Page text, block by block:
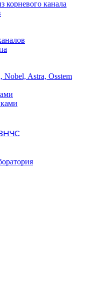
корневого канала
Nobel, Astra, Osstem